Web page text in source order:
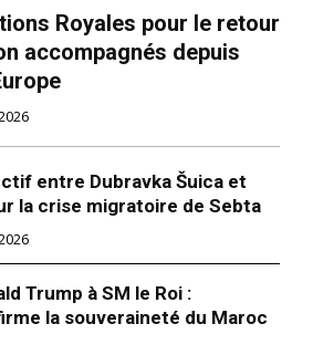
Royales pour le retour
accompagnés depuis
entre Dubravka Šuica et
la crise migratoire de Sebta
Trump à SM le Roi :
la souveraineté du Maroc